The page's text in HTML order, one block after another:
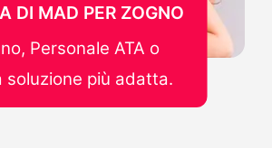
DI MAD PER ZOGNO
Personale ATA o
soluzione più adatta.